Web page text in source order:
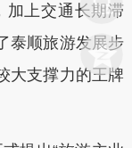
加上交通长期滞
泰顺旅游发展步
大支撑力的王牌